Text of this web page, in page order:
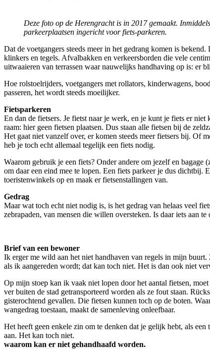
Deze foto op de Herengracht is in 2017 gemaakt.
parkeerplaatsen ingericht voor fiets-parkeren.
Dat de voetgangers steeds meer in het gedrang komen is
klinkers en tegels. Afvalbakken en verkeersborden die vele
uitwaaieren van terrassen waar nauwelijks handhaving op is: er
Hoe rolstoelrijders, voetgangers met rollators, kinderwagens,
passeren, het wordt steeds moeilijker.
Fietsparkeren
En dan de fietsers. Je fietst naar je werk, en je kunt je fiets er
raam: hier geen fietsen plaatsen. Dus staan alle fietsen bij de
Het gaat niet vanzelf over, er komen steeds meer fietsers bij. Of
heb je toch echt allemaal tegelijk een fiets nodig.
Waarom gebruik je een fiets? Onder andere om jezelf en
om daar een eind mee te lopen. Een fiets parkeer je dus dichtbij.
toeristenwinkels op en maak er fietsenstallingen van.
Gedrag
Maar wat toch echt niet nodig is, is het gedrag van helaas veel
zebrapaden, van mensen die willen oversteken. Is daar iets aan
Brief van een bewoner
Ik erger me wild aan het niet handhaven van regels in mijn
als ik aangereden wordt; dat kan toch niet. Het is dan ook niet
Op mijn stoep kan ik vaak niet lopen door het aantal fietsen,
ver buiten de stad getransporteerd worden als ze fout staan.
gisterochtend gevallen. Die fietsen kunnen toch op de boten.
wangedrag toestaan, maakt de samenleving onleefbaar.
Het heeft geen enkele zin om te denken dat je gelijk hebt, als
aan. Het kan toch niet.
waarom kan er niet gehandhaafd worden.